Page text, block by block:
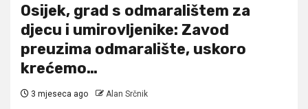
Osijek, grad s odmaralištem za
djecu i umirovljenike: Zavod
preuzima odmaralište, uskoro
krećemo…
3 mjeseca ago Alan Srčnik